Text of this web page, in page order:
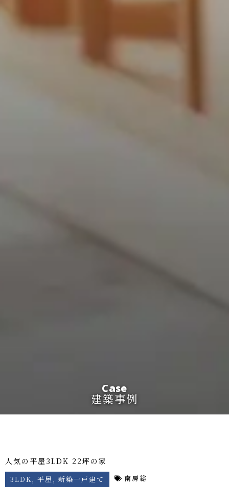
Case
建築事例
人気の平屋3LDK 22坪の家
3LDK, 平屋 , 新築一戸建て 南房総